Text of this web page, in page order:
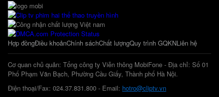
Hợp đồngĐiều khoảnChính sáchChất lượngQuy trình GQKNLiên hệ
Cơ quan chủ quản: Tổng công ty Viễn thông MobiFone - Địa chỉ: Số 01
Phố Phạm Văn Bạch, Phường Cầu Giấy, Thành phố Hà Nội.
Điện thoại/Fax: 024.37.831.800 - Email: hotro@cliptv.vn